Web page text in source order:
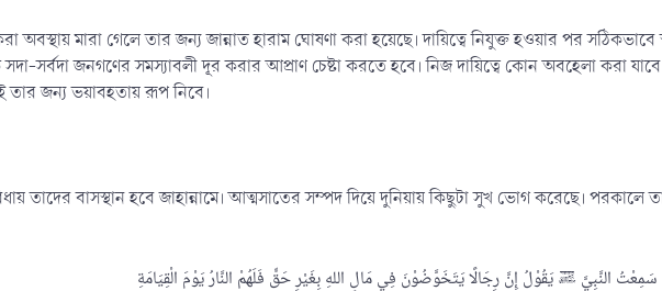
অবস্থায় মারা গেলে তার জন্য জান্নাত হারাম ঘোষণা করা হয়েছে। দায়িত্বে নিযুক্ত হওয়ার পর সঠিকভাবে
সর্বদা জনগণের সমস্যাবলী দূর করার আপ্রাণ চেষ্টা করতে হবে। নিজ দায়িত্বে কোন অবহেলা করা
তার জন্য ভয়াবহতায় রূপ নিবে।
তাদের বাসস্থান হবে জাহান্নামে। আত্মসাতের সম্পদ দিয়ে দুনিয়ায় কিছুটা সুখ ভোগ করেছে।